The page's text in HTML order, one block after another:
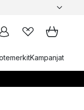
Kampanjat